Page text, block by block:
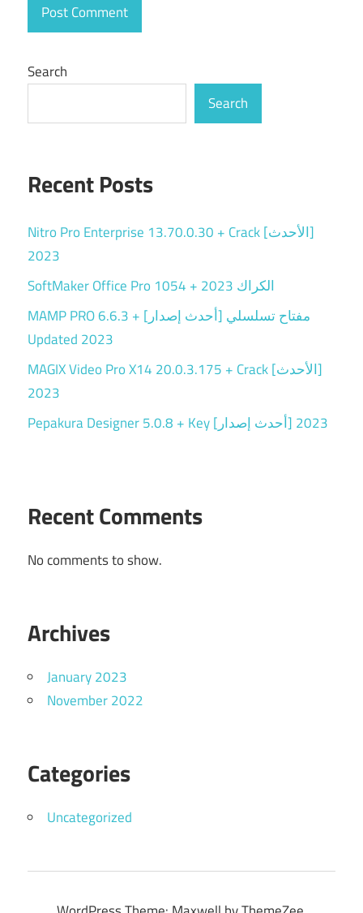
Search
Search
Recent Posts
Nitro Pro Enterprise 13.70.0.30 + Crack [الأحدث]
2023
SoftMaker Office Pro 1054 + الكراك 2023
MAMP PRO 6.6.3 + مفتاح تسلسلي [أحدث إصدار]
Updated 2023
MAGIX Video Pro X14 20.0.3.175 + Crack [الأحدث]
2023
Pepakura Designer 5.0.8 + Key [أحدث إصدار] 2023
Recent Comments
No comments to show.
Archives
January 2023
November 2022
Categories
Uncategorized